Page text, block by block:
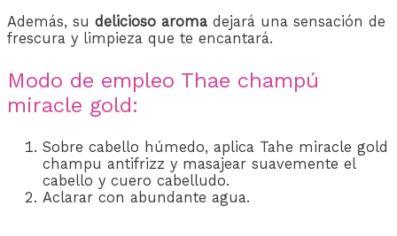
Además, su delicioso aroma dejará una sensación de
frescura y limpieza que te encantará.
Modo de empleo Thae champú
miracle gold:
Sobre cabello húmedo, aplica Tahe miracle gold
champu antifrizz y masajear suavemente el
cabello y cuero cabelludo.
Aclarar con abundante agua.